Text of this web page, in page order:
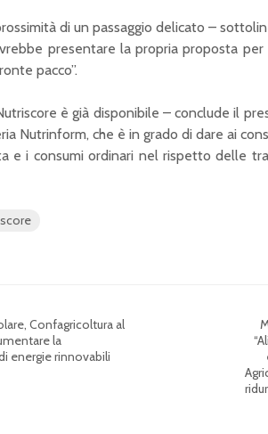
di un passaggio delicato –
presentare la propria proposta
pacco”.
è già disponibile – conclude il
Nutrinform, che è in grado di dare ai
e i consumi ordinari nel rispetto delle
Confagricoltura al
la
energie rinnovabili
di Bari
riferimento
importante per
l’Europa e l’Italia”